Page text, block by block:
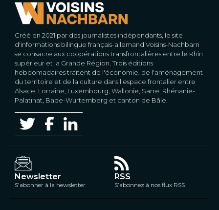
Créé en 2021 par des journalistes indépendants, le site
d'informations bilingue français-allemand Voisins-Nachbarn
se consacre aux coopérations transfrontalières entre le Rhin
supérieur et la Grande Région. Trois éditions
hebdomadaires traitent de l'économie, de l'aménagement
du territoire et de la culture dans l'espace frontalier entre
Alsace, Lorraine, Luxembourg, Wallonie, Sarre, Rhénanie-
Palatinat, Bade-Wurtemberg et canton de Bâle.
Newsletter
S’abonner à la newsletter
RSS
S’abonnez à nos flux RSS